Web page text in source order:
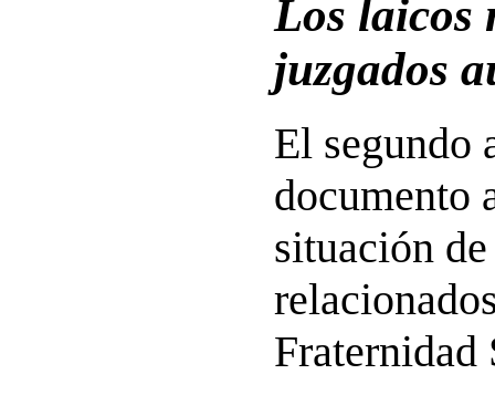
Los laicos
juzgados
El segundo
documento
situación
Fraternidad